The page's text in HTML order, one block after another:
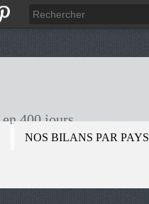
400 jours.
NOS BILANS PAR PAYS